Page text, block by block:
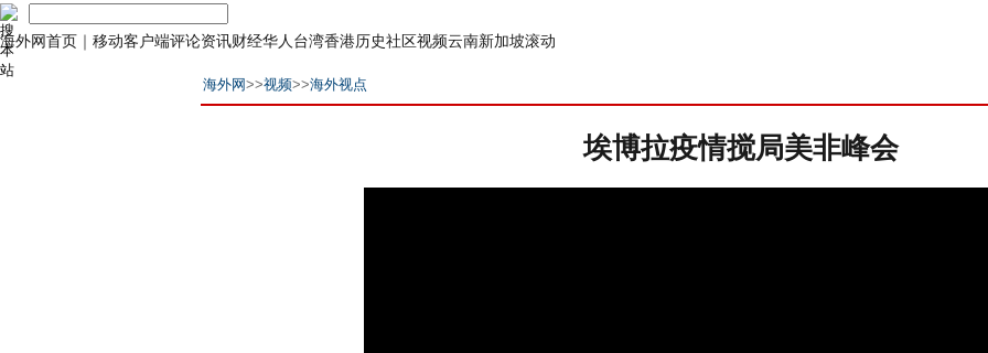
海外网首页 ｜ 移动客户端评论资讯财经华人 台湾香港历史社区视频云南新加坡滚动
海外网>>视频>>海外视点
埃博拉疫情搅局美非峰会